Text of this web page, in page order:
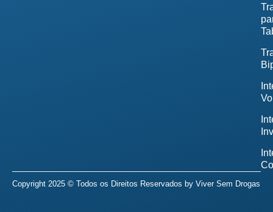
Copyright 2025 © Todos os Direitos Reservados by Viver Sem Drogas